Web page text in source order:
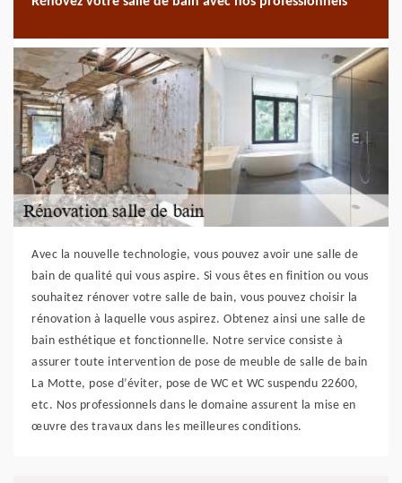
Avec la nouvelle technologie, vous pouvez avoir une salle de
bain de qualité qui vous aspire. Si vous êtes en finition ou vous
souhaitez rénover votre salle de bain, vous pouvez choisir la
rénovation à laquelle vous aspirez. Obtenez ainsi une salle de
bain esthétique et fonctionnelle. Notre service consiste à
assurer toute intervention de pose de meuble de salle de bain
La Motte, pose d’éviter, pose de WC et WC suspendu 22600,
etc. Nos professionnels dans le domaine assurent la mise en
œuvre des travaux dans les meilleures conditions.